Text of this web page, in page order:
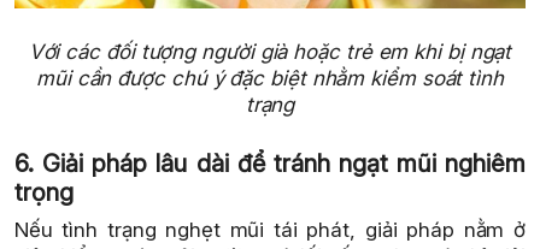
Với các đối tượng người già hoặc trẻ em khi bị ngạt
mũi cần được chú ý đặc biệt nhằm kiểm soát tình
trạng
6. Giải pháp lâu dài để tránh ngạt mũi nghiêm
trọng
Nếu tình trạng nghẹt mũi tái phát, giải pháp nằm ở